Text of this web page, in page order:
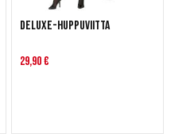
Deluxe-Huppuviitta
29,90 €